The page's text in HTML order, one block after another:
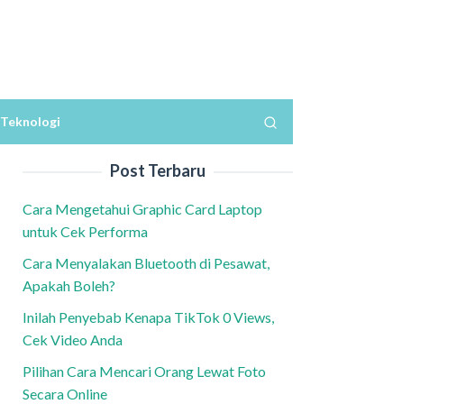
Teknologi
Post Terbaru
Cara Mengetahui Graphic Card Laptop
untuk Cek Performa
Cara Menyalakan Bluetooth di Pesawat,
Apakah Boleh?
Inilah Penyebab Kenapa TikTok 0 Views,
Cek Video Anda
Pilihan Cara Mencari Orang Lewat Foto
Secara Online